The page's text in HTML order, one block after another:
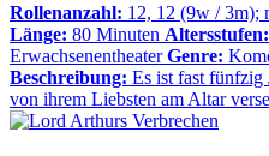
Rollenanzahl: 12, 12 (9w / 3m);
Länge: 80 Minuten Altersstufen:
Erwachsenentheater Genre:
Beschreibung: Es ist fast fünfzig
von ihrem Liebsten am Altar